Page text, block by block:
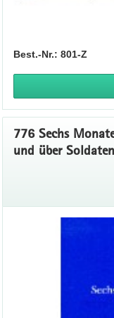
Best.-Nr.: 801-Z
776 Sechs
und über Soldaten